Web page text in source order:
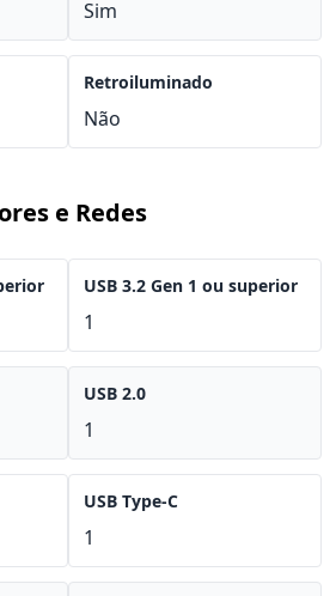
Sim
Retroiluminado
Não
e Redes
USB 3.2 Gen 1 ou superior
1
USB 2.0
1
USB Type-C
1